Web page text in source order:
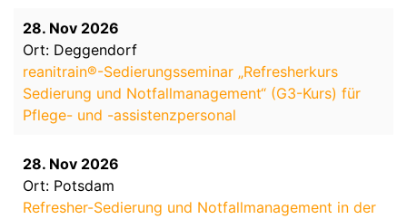
28. Nov 2026
Ort: Deggendorf
reanitrain®-Sedierungsseminar „Refresherkurs
Sedierung und Notfallmanagement“ (G3-Kurs) für
Pflege- und -assistenzpersonal
28. Nov 2026
Ort: Potsdam
Refresher-Sedierung und Notfallmanagement in der